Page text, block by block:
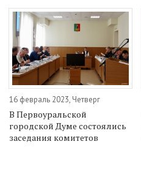
16 февраль 2023, Четверг
В Первоуральской
городской Думе состоялись
заседания комитетов